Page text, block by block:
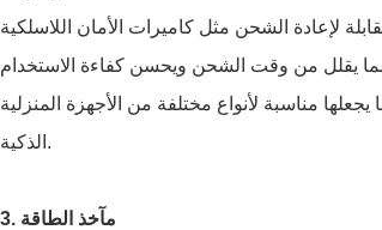
لإعادة الشحن مثل كاميرات الأمان اللاسلكية
مناسبة لأنواع مختلفة من الأجهزة المنزلية
الذكية.
3. مآخذ الطاقة